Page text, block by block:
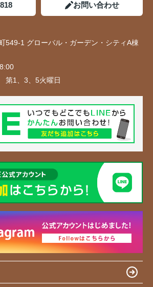
お問い合わせ
549-1 グローバル・ガーデン・シティA棟
第1、3、5火曜日